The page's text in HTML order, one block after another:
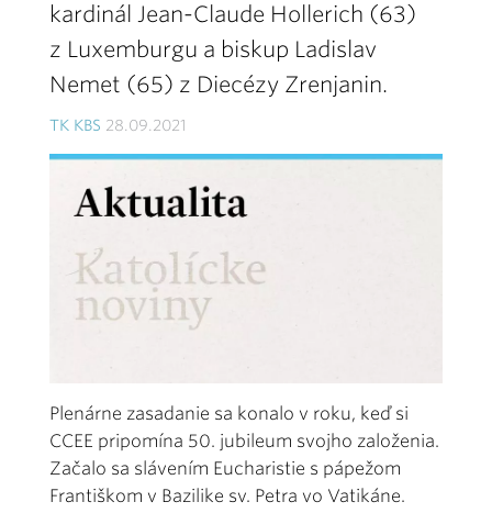
kardinál Jean-Claude Hollerich (63)
z Luxemburgu a biskup Ladislav
Nemet (65) z Diecézy Zrenjanin.
TK KBS 28.09.2021
Plenárne zasadanie sa konalo v roku, keď si
CCEE pripomína 50. jubileum svojho založenia.
Začalo sa slávením Eucharistie s pápežom
Františkom v Bazilike sv. Petra vo Vatikáne.